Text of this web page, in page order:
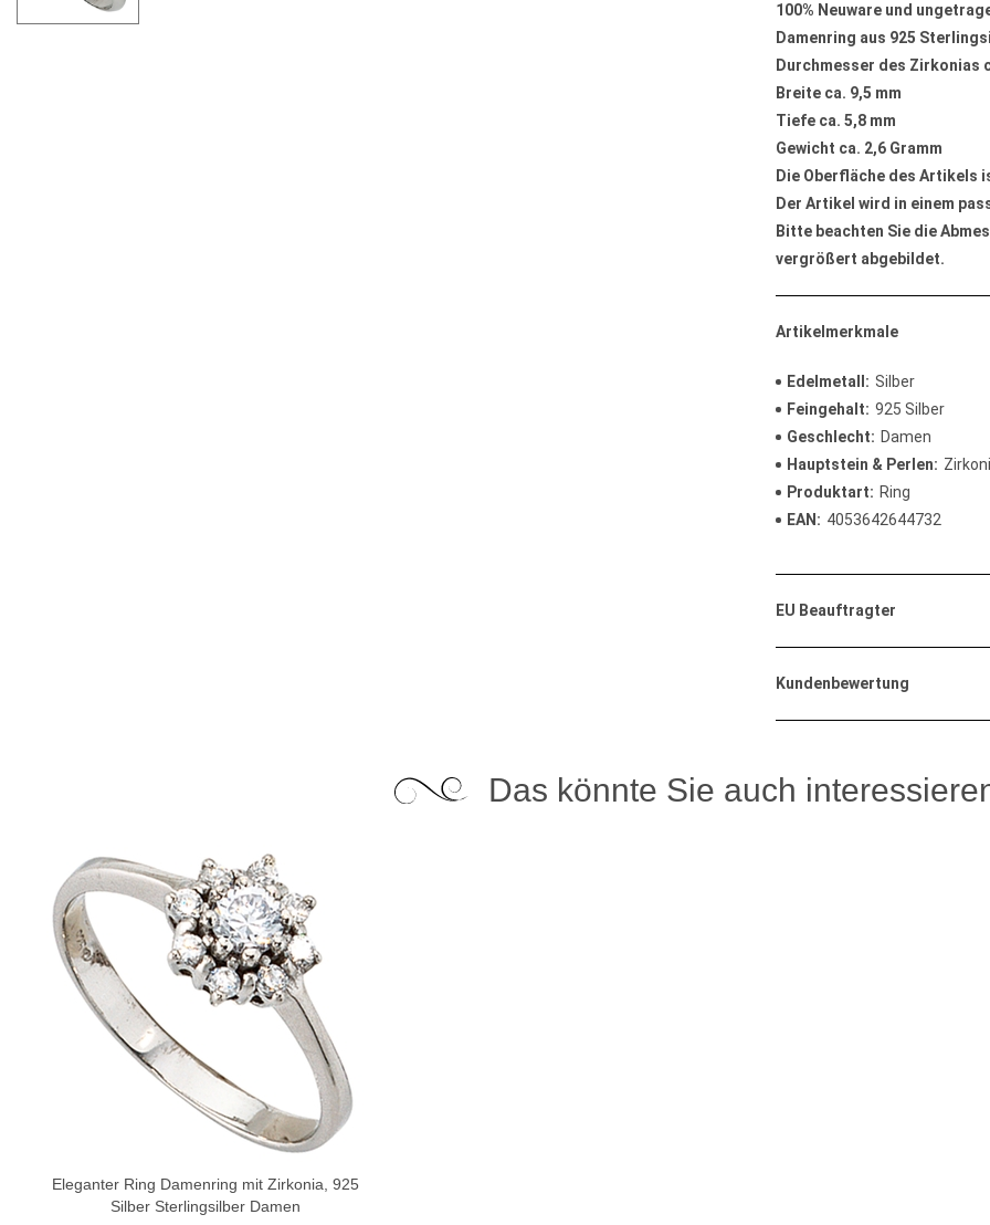
100% Neuware und
Damenring aus 925
Durchmesser des Zirkonias
Breite ca. 9,5 mm
Tiefe ca. 5,8 mm
Gewicht ca. 2,6 Gramm
Die Oberfläche des
Der Artikel wird in einem
Bitte beachten Sie die
vergrößert abgebildet.
Artikelmerkmale
Edelmetall
Silber
Feingehalt
925 Silber
Geschlecht
Damen
Hauptstein & Perlen
Produktart
Ring
EAN
4053642644732
EU Beauftragter
Kundenbewertung
Das könnte Sie auch
Eleganter Ring Damenring mit Zirkonia, 925
Silber Sterlingsilber Damen